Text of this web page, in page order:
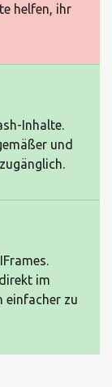
helfen, ihr
Inhalte.
und
im
einfacher zu